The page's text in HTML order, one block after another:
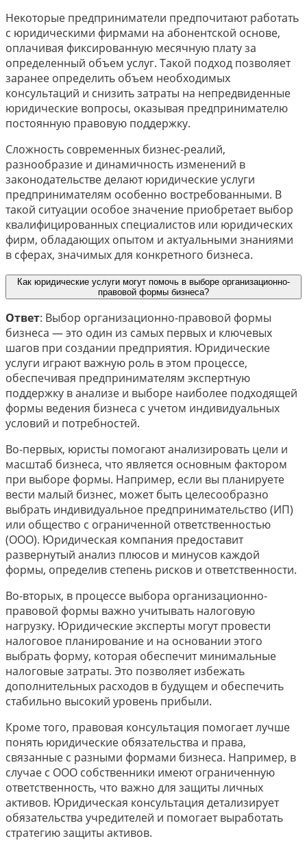
Некоторые предприниматели предпочитают работать
с юридическими фирмами на абонентской основе,
оплачивая фиксированную месячную плату за
определенный объем услуг. Такой подход позволяет
заранее определить объем необходимых
консультаций и снизить затраты на непредвиденные
юридические вопросы, оказывая предпринимателю
постоянную правовую поддержку.
Сложность современных бизнес-реалий,
разнообразие и динамичность изменений в
законодательстве делают юридические услуги
предпринимателям особенно востребованными. В
такой ситуации особое значение приобретает выбор
квалифицированных специалистов или юридических
фирм, обладающих опытом и актуальными знаниями
в сферах, значимых для конкретного бизнеса.
Как юридические услуги могут помочь в выборе организационно-
правовой формы бизнеса?
Ответ: Выбор организационно-правовой формы
бизнеса — это один из самых первых и ключевых
шагов при создании предприятия. Юридические
услуги играют важную роль в этом процессе,
обеспечивая предпринимателям экспертную
поддержку в анализе и выборе наиболее подходящей
формы ведения бизнеса с учетом индивидуальных
условий и потребностей.
Во-первых, юристы помогают анализировать цели и
масштаб бизнеса, что является основным фактором
при выборе формы. Например, если вы планируете
вести малый бизнес, может быть целесообразно
выбрать индивидуальное предпринимательство (ИП)
или общество с ограниченной ответственностью
(ООО). Юридическая компания предоставит
развернутый анализ плюсов и минусов каждой
формы, определив степень рисков и ответственности.
Во-вторых, в процессе выбора организационно-
правовой формы важно учитывать налоговую
нагрузку. Юридические эксперты могут провести
налоговое планирование и на основании этого
выбрать форму, которая обеспечит минимальные
налоговые затраты. Это позволяет избежать
дополнительных расходов в будущем и обеспечить
стабильно высокий уровень прибыли.
Кроме того, правовая консультация помогает лучше
понять юридические обязательства и права,
связанные с разными формами бизнеса. Например, в
случае с ООО собственники имеют ограниченную
ответственность, что важно для защиты личных
активов. Юридическая консультация детализирует
обязательства учредителей и помогает выработать
стратегию защиты активов.